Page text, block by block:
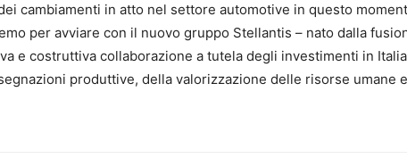
cambiamenti in atto nel settore automotive in questo
per avviare con il nuovo gruppo Stellantis – nato dalla
e costruttiva collaborazione a tutela degli investimenti in
produttive, della valorizzazione delle risorse umane e